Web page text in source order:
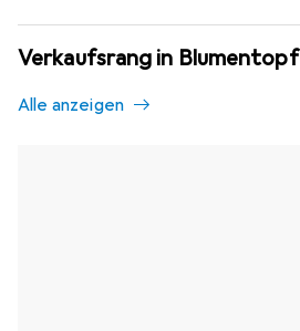
Verkaufsrang in Blumentopf
Alle anzeigen